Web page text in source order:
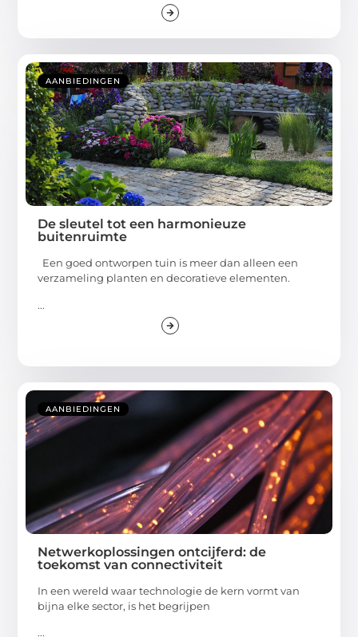
AANBIEDINGEN
De sleutel tot een harmonieuze
buitenruimte
Een goed ontworpen tuin is meer dan alleen een
verzameling planten en decoratieve elementen.
...
AANBIEDINGEN
Netwerkoplossingen ontcijferd: de
toekomst van connectiviteit
In een wereld waar technologie de kern vormt van
bijna elke sector, is het begrijpen
...